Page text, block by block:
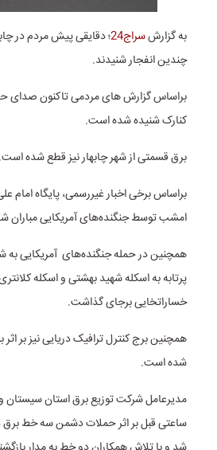
به گزارشسراج24
؛ دقایقی پیش مردم در
چندین انفجار شنیدند.
کنارک شنیده شده است.
برق قسمتی از شهر چابهار نیز قطع شده است.
براساس برخی اخبار غیررسمی، پایگاه امام
امشب توسط جنگنده‌های آمریکایی مباران
همچنین در حمله جنگنده‌های آمریکایی به
پرتابه به اسکله شهید بهشتی و اسکله
خساراتخایی برجای گذاشت.
همچنین برج کنترل ترافیک دریایی نیز بر
شده است.
مدیرعامل شرکت توزیع برق استان سیستان و
ساعتی قبل بر اثر حملات دشمن سه خط برق